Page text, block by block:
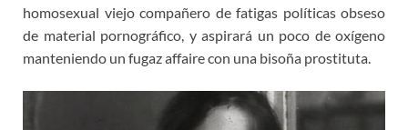
homosexual viejo compañero de fatigas políticas obseso
de material pornográfico, y aspirará un poco de oxígeno
manteniendo un fugaz affaire con una bisoña prostituta.